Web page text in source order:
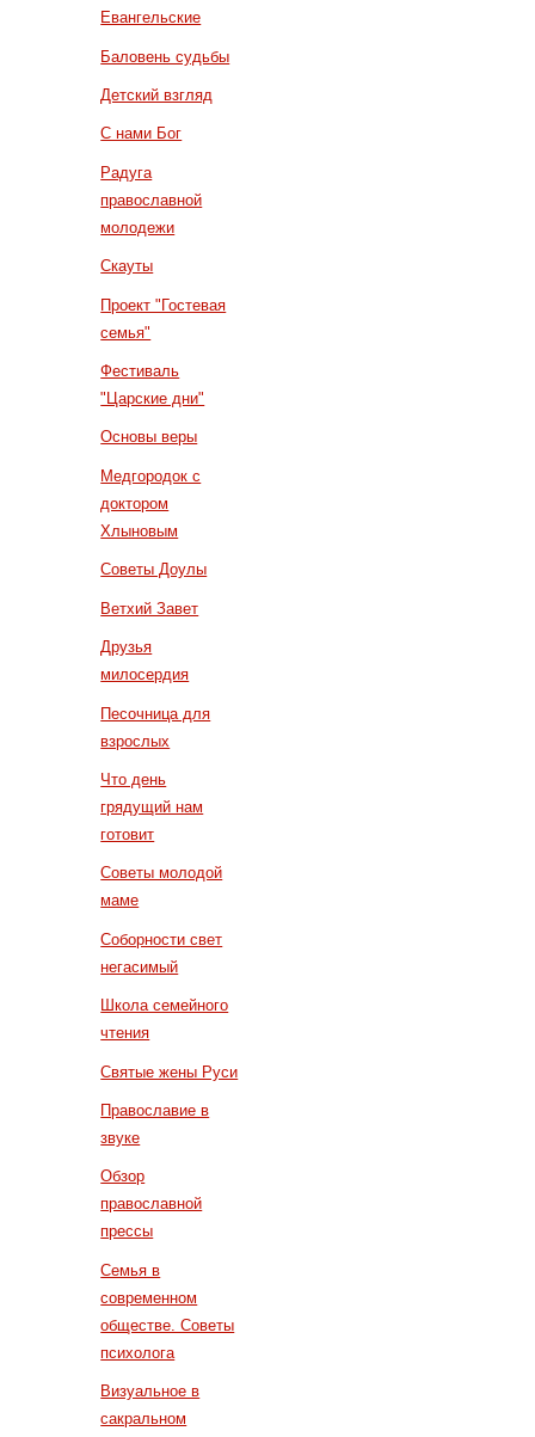
Евангельские
Баловень судьбы
Детский взгляд
С нами Бог
Радуга
православной
молодежи
Скауты
Проект "Гостевая
семья"
Фестиваль
"Царские дни"
Основы веры
Медгородок с
доктором
Хлыновым
Советы Доулы
Ветхий Завет
Друзья
милосердия
Песочница для
взрослых
Что день
грядущий нам
готовит
Советы молодой
маме
Соборности свет
негасимый
Школа семейного
чтения
Святые жены Руси
Православие в
звуке
Обзор
православной
прессы
Семья в
современном
обществе. Советы
психолога
Визуальное в
сакральном